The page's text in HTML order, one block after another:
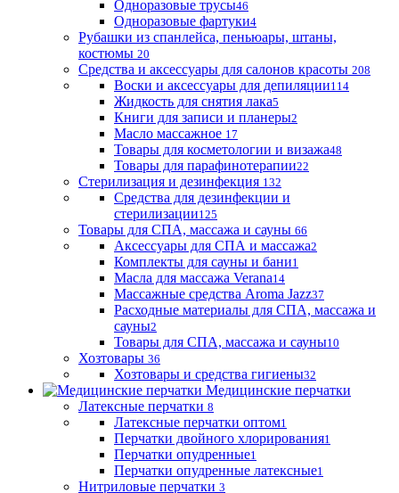
Одноразовые трусы46
Одноразовые фартуки4
Рубашки из спанлейса, пеньюары, штаны,
костюмы 20
Средства и аксессуары для салонов красоты 208
Воски и аксессуары для депиляции114
Жидкость для снятия лака5
Книги для записи и планеры2
Масло массажное 17
Товары для косметологии и визажа48
Товары для парафинотерапии22
Стерилизация и дезинфекция 132
Средства для дезинфекции и
стерилизации125
Товары для СПА, массажа и сауны 66
Аксессуары для СПА и массажа2
Комплекты для сауны и бани1
Масла для массажа Verana14
Массажные средства Aroma Jazz37
Расходные материалы для СПА, массажа и
сауны2
Товары для СПА, массажа и сауны10
Хозтовары 36
Хозтовары и средства гигиены32
Медицинские перчатки
Латексные перчатки 8
Латексные перчатки оптом1
Перчатки двойного хлорирования1
Перчатки опудренные1
Перчатки опудренные латексные1
Нитриловые перчатки 3